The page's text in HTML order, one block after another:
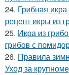
24. Грибная
рецепт икры из
25. Икра из
грибов с
26. Правила
Уход за